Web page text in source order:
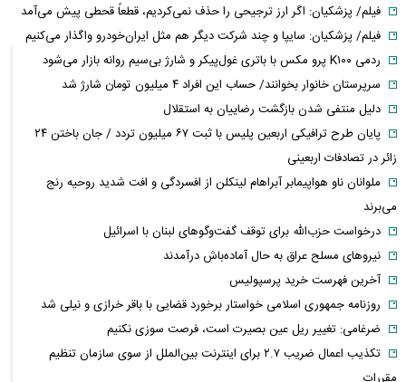
فیلم/ پزشکیان: اگر ارز ترجیحی را حذف نمی‌کردیم، قطعاً قحطی پیش می‌آمد
فیلم/ پزشکیان: سایپا و چند شرکت دیگر هم مثل ایران‌خودرو واگذار می‌کنیم
ردمی K۱۰۰ پرو مکس با باتری غول‌پیکر و شارژ بی‌سیم روانه بازار می‌شود
سرپرستان خانوار بخوانند/ حساب این افراد ۴ میلیون تومان شارژ شد
دلیل منتفی شدن بازگشت رضاییان به استقلال
پایان طرح ترافیکی اربعین پلیس با ثبت ۶۷ میلیون تردد / جان باختن ۲۴
زائر در تصادفات اربعینی
ملوانان ناو هواپیمابر آبراهام لینکلن از افسردگی و افت شدید روحیه رنج
می‌برند
درخواست حزب‌الله برای توقف گفت‌وگوهای لبنان با اسرائیل
نیروهای مسلح عراق به حال آماده‌باش درآمدند
آخرین فهرست خرید پرسپولیس
روزنامه جمهوری اسلامی خواستار برخورد قضایی با باقر خرازی و نیلی شد
ضرغامی: تغییر ریل عین بصیرت است، فرصت سوزی نکنیم
تکذیب اعمال ضریب ۲.۷ برای اینترنت بین‌الملل از سوی سازمان تنظیم